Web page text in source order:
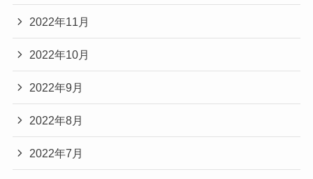
2022年11月
2022年10月
2022年9月
2022年8月
2022年7月